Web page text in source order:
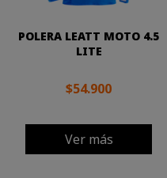
POLERA LEATT MOTO 4.5
LITE
$54.900
Ver más